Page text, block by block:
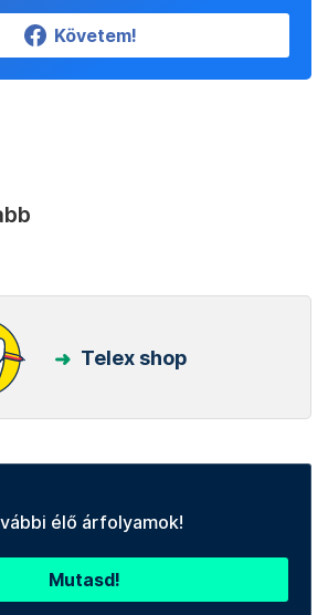
Követem!
Telex shop
élő árfolyamok!
Mutasd!